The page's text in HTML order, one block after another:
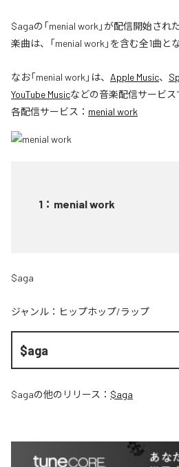
$agaの「menial work」が配信開始さ
楽曲は、「menial work」を含む全1曲と
なお「menial work 」は、 Apple Music、
YouTube Musicなどの音楽配信サービス
各配信サービス： menial work
1 ： menial work
$aga
ジャンル： ヒップホップ/ラップ
$aga
$agaの他のリリース： $aga